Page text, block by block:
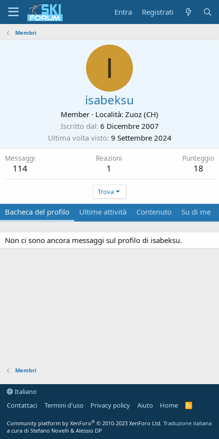
Entra Registrati
Membri
I
isabeksu
Member · Località: Zuoz (CH)
Iscritto dal 6 Dicembre 2007
Ultima volta visto 9 Settembre 2024
Messaggi
114
Reazioni
1
Punteggio
18
Trova
Bacheca del profilo Ultime attività Contenuto Su di me
Non ci sono ancora messaggi sul profilo di isabeksu.
Membri
Italiano
Contattaci
Termini d'uso Privacy policy Aiuto Home
R
Community platform by XenForo® © 2010-2023 XenForo Ltd. Traduzione italiana
a cura di Stefano Novelli & Alessio DP